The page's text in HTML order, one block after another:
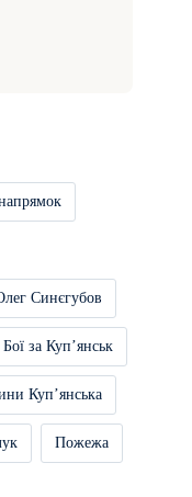
Синєгубов
Бої за Купʼянськ
Купʼянська
Пожежа